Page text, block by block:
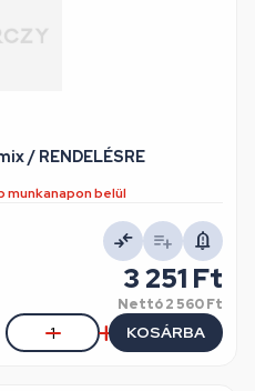
/ RENDELÉSRE
munkanapon belül
3 251 Ft
Nettó2 560 Ft
KOSÁRBA